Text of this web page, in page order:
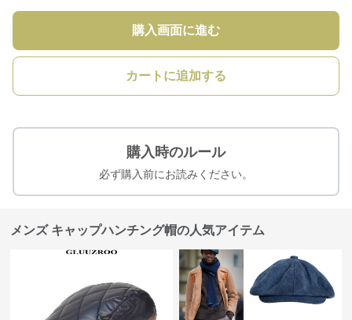
購入画面に進む
カートに追加する
購入時のルール
必ず購入前にお読みください。
メンズ キャップハンチング帽の人気アイテム